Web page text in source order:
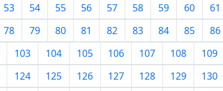
53 54 55 56 57 58 59 60 61
78 79 80 81 82 83 84 85 86
103 104 105 106 107 108 109
124 125 126 127 128 129 130